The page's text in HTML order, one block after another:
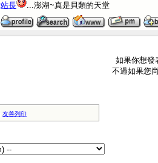
站長
...澎湖~真是貝類的天堂
如果你想發
不過如果您
友善列印